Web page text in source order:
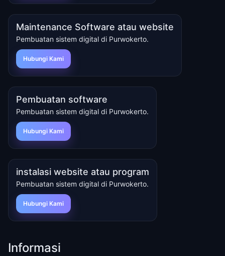
Maintenance Software atau website
Pembuatan sistem digital di Purwokerto.
Hubungi Kami
Pembuatan software
Pembuatan sistem digital di Purwokerto.
Hubungi Kami
instalasi website atau program
Pembuatan sistem digital di Purwokerto.
Hubungi Kami
Informasi